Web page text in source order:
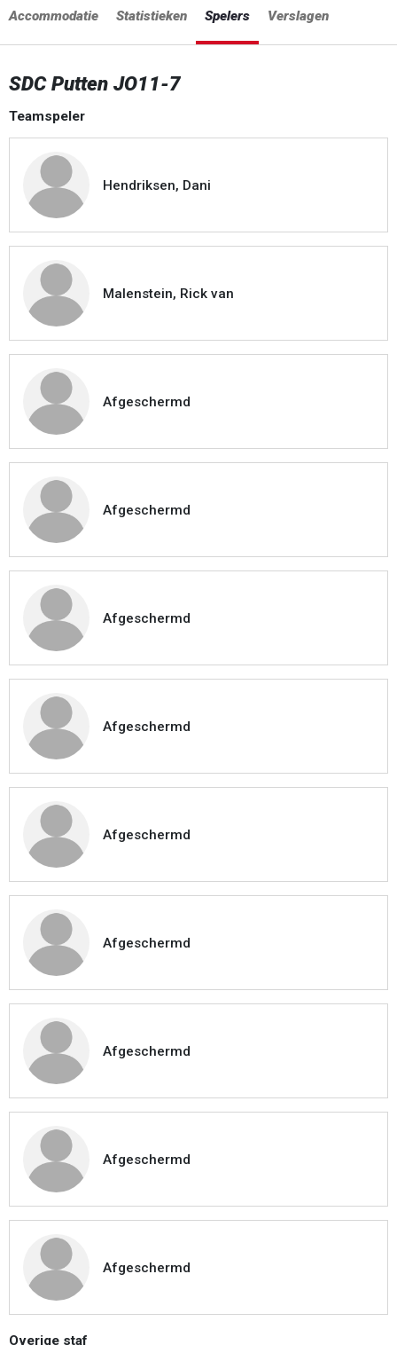
Accommodatie Statistieken Spelers Verslagen
SDC Putten JO11-7
Teamspeler
Hendriksen, Dani
Malenstein, Rick van
Afgeschermd
Afgeschermd
Afgeschermd
Afgeschermd
Afgeschermd
Afgeschermd
Afgeschermd
Afgeschermd
Afgeschermd
Overige staf